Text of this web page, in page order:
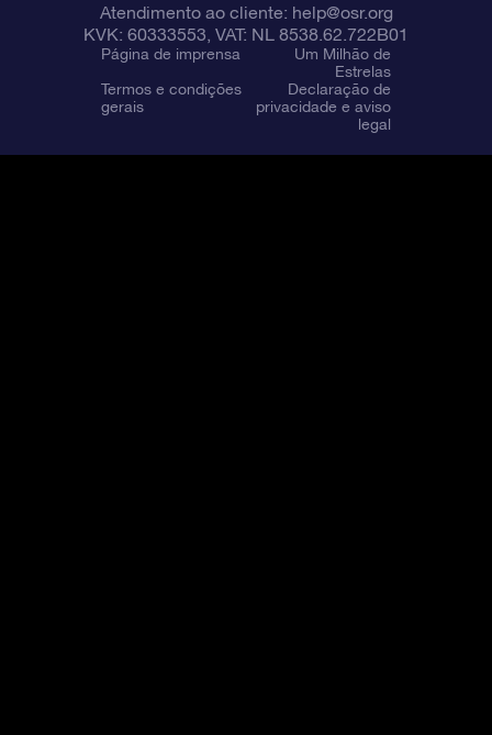
Atendimento ao cliente: help@osr.org
KVK: 60333553, VAT: NL 8538.62.722B01
Página de imprensa
Um Milhão de
Estrelas
Termos e condições
gerais
Declaração de
privacidade e aviso
legal